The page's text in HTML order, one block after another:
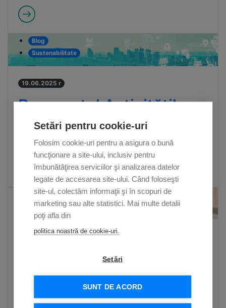
Blog
Sustenabilitate
19.06.2025 r
Rezumatul Activităților
2024 privind
Sustenabilitate...
Concurs
Blog
30.05.2025 r
Autonomie La Datorie –
Un Stil de Viață
Inteligent
Setări pentru cookie-uri
Folosim cookie-uri pentru a asigura o bună
funcţionare a site-ului, inclusiv pentru
îmbunătăţirea serviciilor şi analizarea datelor
legate de accesarea site-ului. Când foloseşti
site-ul, colectăm informaţii şi în scopuri de
marketing sau alte statistici. Mai multe detalii
poţi afla din
politica noastră de cookie-uri.
Setări
SUNT DE ACORD